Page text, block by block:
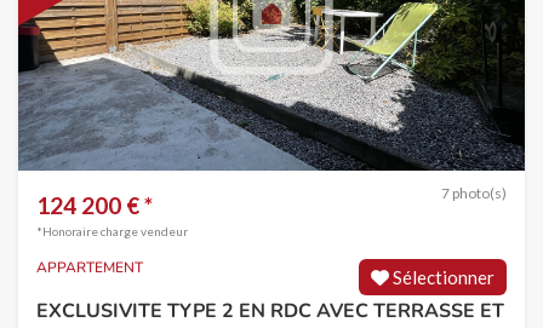
7 photo(s)
124 200 € *
*Honoraire charge vendeur
Sélectionner
APPARTEMENT
EXCLUSIVITE TYPE 2 EN RDC AVEC TERRASSE ET